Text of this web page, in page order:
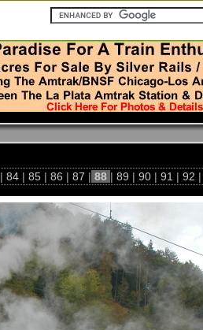
| 84 | 85 | 86 | 87 | 88 | 89 | 90 | 91 | 92 |